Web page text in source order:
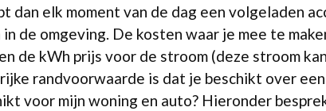
dan elk moment van de dag een volgeladen
de omgeving. De kosten waar je mee te
de kWh prijs voor de stroom (deze stroom
randvoorwaarde is dat je beschikt over
voor mijn woning en auto? Hieronder